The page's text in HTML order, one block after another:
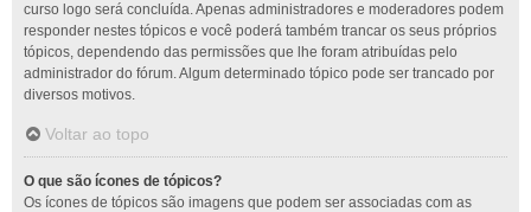
curso logo será concluída. Apenas administradores e moderadores podem
responder nestes tópicos e você poderá também trancar os seus próprios
tópicos, dependendo das permissões que lhe foram atribuídas pelo
administrador do fórum. Algum determinado tópico pode ser trancado por
diversos motivos.
Voltar ao topo
O que são ícones de tópicos?
Os ícones de tópicos são imagens que podem ser associadas com as